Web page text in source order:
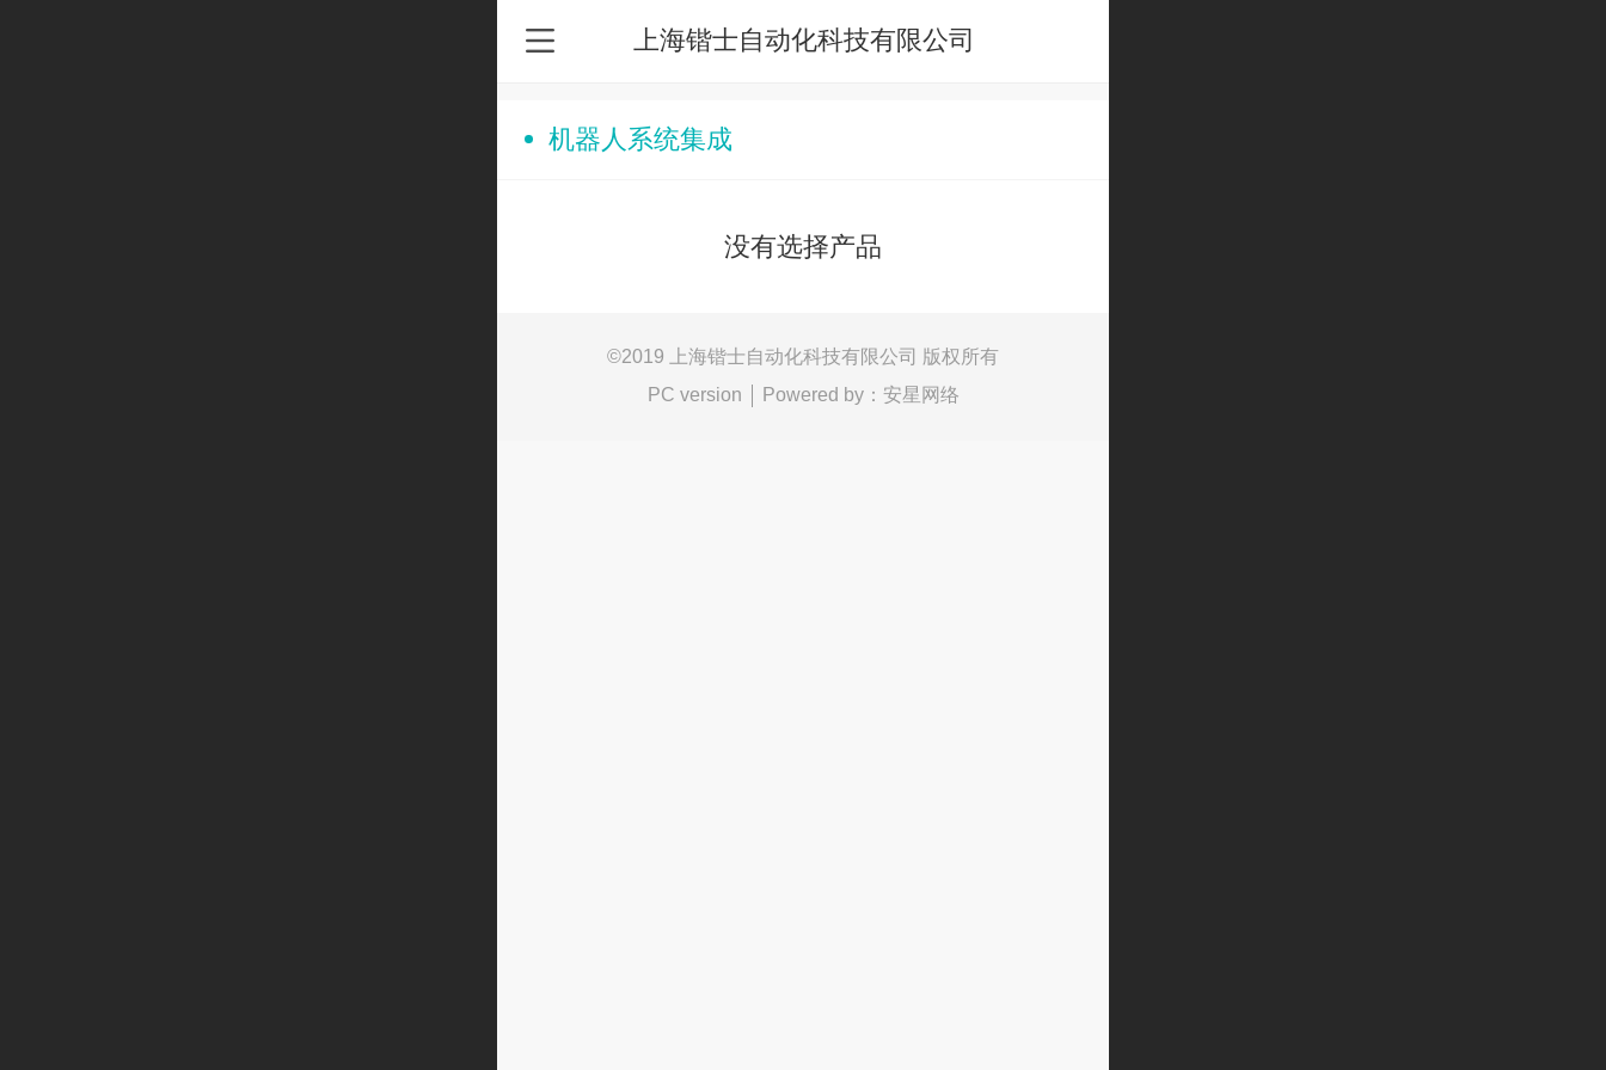
上海锴士自动化科技有限公司
机器人系统集成
没有选择产品
©2019 上海锴士自动化科技有限公司 版权所有
PC version
Powered by： 安星网络